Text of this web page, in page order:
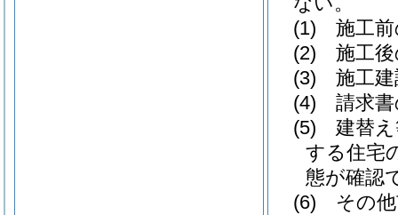
(1)
施工
(2)
施工
(3)
施工
(4)
請求
(5)
建替
する住宅
態が確認
(6)
その